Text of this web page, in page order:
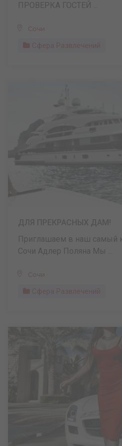
ПРОВЕРКА ГОСТЕЙ ...
Сочи
Сфера Развлечений
Приглашаем в наш самый
Сочи Адлер Поляна Мы ...
Сочи
Сфера Развлечений